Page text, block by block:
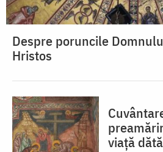
Despre poruncile
Hristos
viață